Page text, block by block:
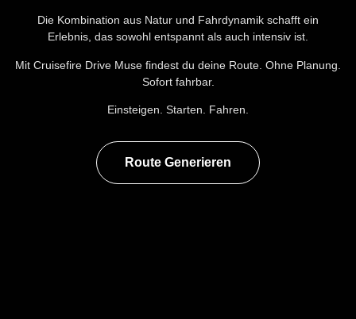
Die Kombination aus Natur und Fahrdynamik schafft ein
Erlebnis, das sowohl entspannt als auch intensiv ist.
Mit Cruisefire Drive Muse findest du deine Route. Ohne Planung.
Sofort fahrbar.
Einsteigen. Starten. Fahren.
Route Generieren